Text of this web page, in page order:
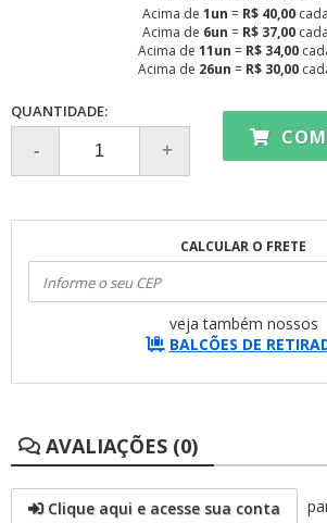
Acima de 1un = R$ 40,00 cada
Acima de 6un = R$ 37,00 cada
Acima de 11un = R$ 34,00
Acima de 26un = R$ 30,00
QUANTIDADE:
CALCULAR O FRETE
veja também nossos
BALCÕES DE
AVALIAÇÕES (0)
Clique aqui e acesse sua conta